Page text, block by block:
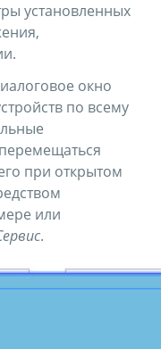
установленных
окно
по всему
при открытом
или
.